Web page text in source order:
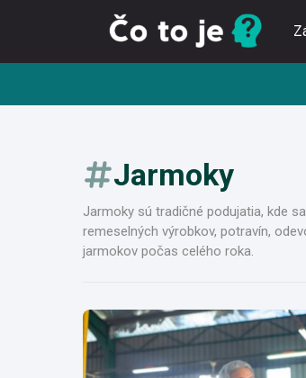
obsah
Jarmoky
Jarmoky sú tradičné podujatia, kde
remeselných výrobkov, potravín,
jarmokov počas celého roka.